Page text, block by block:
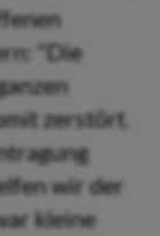
"Die
zerstört.
wir der
kleine